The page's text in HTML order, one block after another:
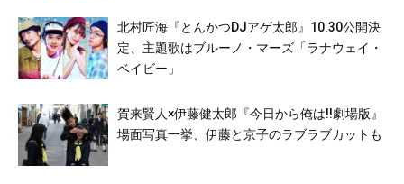
北村匠海『とんかつDJアゲ太郎』10.30公開決
定、主題歌はブルーノ・マーズ「ラナウェイ・
ベイビー」
賀来賢人×伊藤健太郎『今日から俺は!!劇場版』
場面写真一挙、伊藤と京子のラブラブカットも